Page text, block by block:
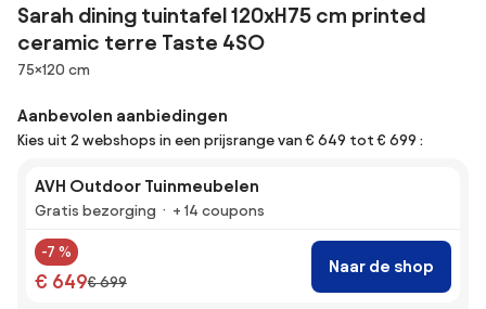
Sarah dining tuintafel 120xH75 cm printed
ceramic terre Taste 4SO
Afmetingen
75×120 cm
Aanbevolen aanbiedingen
Kies uit 2 webshops in een prijsrange van € 649 tot € 699 :
AVH Outdoor Tuinmeubelen
Gratis bezorging + 14 coupons
-7 %
€ 649€ 699
Naar de shop